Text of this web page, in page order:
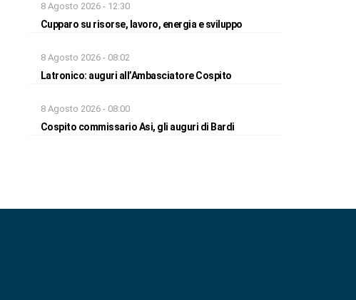
8 Agosto 2026 - 12:30
Cupparo su risorse, lavoro, energia e sviluppo
8 Agosto 2026 - 08:02
Latronico: auguri all’Ambasciatore Cospito
8 Agosto 2026 - 08:00
Cospito commissario Asi, gli auguri di Bardi